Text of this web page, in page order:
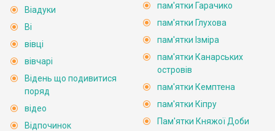
Віадуки
Ві
вівці
вівчарі
Відень що подивитися
поряд
відео
Відпочинок
пам'ятки Гарачико
пам'ятки Глухова
пам'ятки Ізміра
пам'ятки Канарських
островів
пам'ятки Кемптена
пам'ятки Кіпру
Пам'ятки Княжої Доби